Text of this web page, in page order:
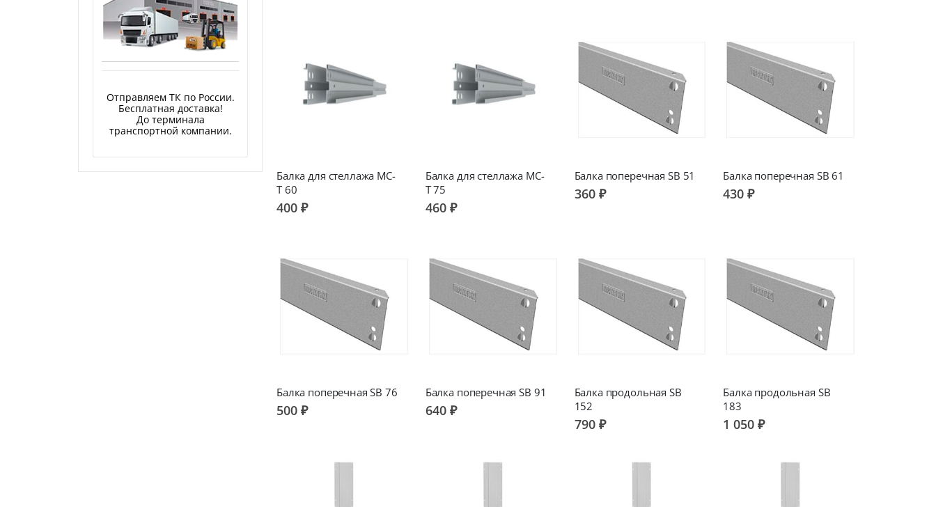
Балка для стеллажа МС-
Т 60
400 ₽
Балка для стеллажа МС-
Т 75
460 ₽
Балка поперечная SB 51
360 ₽
Балка поперечная SB 61
430 ₽
Балка поперечная SB 76
500 ₽
Балка поперечная SB 91
640 ₽
Балка продольная SB
152
790 ₽
Балка продольная SB
183
1 050 ₽
Отправляем ТК по России.
Бесплатная доставка!
До терминала
транспортной компании.